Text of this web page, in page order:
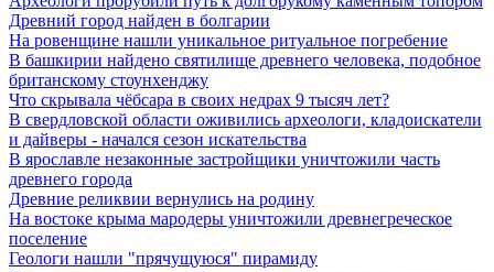
Древний город найден в болгарии
На ровенщине нашли уникальное ритуальное погребение
В башкирии найдено святилище древнего человека, подобное
британскому стоунхенджу
Что скрывала чёбсара в своих недрах 9 тысяч лет?
В свердловской области оживились археологи, кладоискатели
и дайверы - начался сезон искательства
В ярославле незаконные застройщики уничтожили часть
древнего города
Древние реликвии вернулись на родину
На востоке крыма мародеры уничтожили древнегреческое
поселение
Геологи нашли "прячущуюся" пирамиду